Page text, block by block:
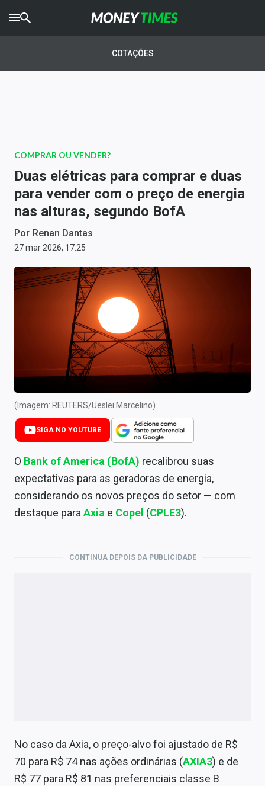
AGROTIMES
Newsletters
Money Trader
Anuncie
Últimas Notícias
Newsletters
Comprar ou vender?
Carteiras Recomendadas
Central de Dividendos
Central de Fundos Imobiliários
Central dos IPOs
Renda Fixa
Finanças Pessoais
Mercados
Tecnologia
Conteúdo de Marca
COTAÇÕES
COMPRAR OU VENDER?
Duas elétricas para comprar e duas
para vender com o preço de energia
nas alturas, segundo BofA
Por Renan Dantas
27 mar 2026, 17:25
(Imagem: REUTERS/Ueslei Marcelino)
SIGA NO YOUTUBE
O Bank of America (BofA) recalibrou suas
expectativas para as geradoras de energia,
considerando os novos preços do setor — com
destaque paraAxia e Copel (CPLE3).
CONTINUA DEPOIS DA PUBLICIDADE
No caso da Axia, o preço-alvo foi ajustado de R$
70 para R$ 74 nas ações ordinárias (AXIA3) e de
R$ 77 para R$ 81 nas preferenciais classe B